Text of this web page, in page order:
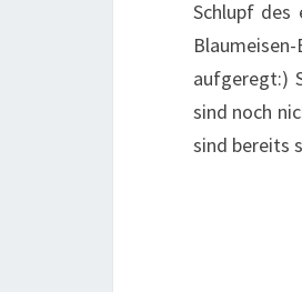
Schlupf des
aufgeregt:)
sind noch
sind bereits